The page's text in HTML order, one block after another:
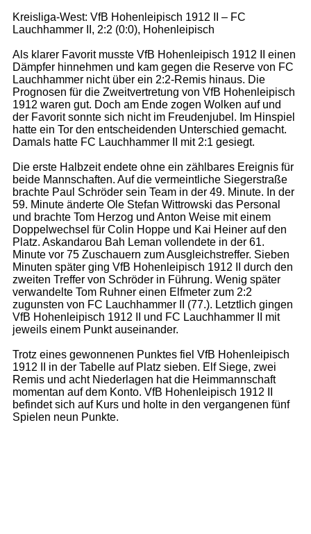
Kreisliga-West: VfB Hohenleipisch 1912 II – FC
Lauchhammer II, 2:2 (0:0), Hohenleipisch
Als klarer Favorit musste VfB Hohenleipisch 1912 II einen
Dämpfer hinnehmen und kam gegen die Reserve von FC
Lauchhammer nicht über ein 2:2-Remis hinaus. Die
Prognosen für die Zweitvertretung von VfB Hohenleipisch
1912 waren gut. Doch am Ende zogen Wolken auf und
der Favorit sonnte sich nicht im Freudenjubel. Im Hinspiel
hatte ein Tor den entscheidenden Unterschied gemacht.
Damals hatte FC Lauchhammer II mit 2:1 gesiegt.
Die erste Halbzeit endete ohne ein zählbares Ereignis für
beide Mannschaften. Auf die vermeintliche Siegerstraße
brachte Paul Schröder sein Team in der 49. Minute. In der
59. Minute änderte Ole Stefan Wittrowski das Personal
und brachte Tom Herzog und Anton Weise mit einem
Doppelwechsel für Colin Hoppe und Kai Heiner auf den
Platz. Askandarou Bah Leman vollendete in der 61.
Minute vor 75 Zuschauern zum Ausgleichstreffer. Sieben
Minuten später ging VfB Hohenleipisch 1912 II durch den
zweiten Treffer von Schröder in Führung. Wenig später
verwandelte Tom Ruhner einen Elfmeter zum 2:2
zugunsten von FC Lauchhammer II (77.). Letztlich gingen
VfB Hohenleipisch 1912 II und FC Lauchhammer II mit
jeweils einem Punkt auseinander.
Trotz eines gewonnenen Punktes fiel VfB Hohenleipisch
1912 II in der Tabelle auf Platz sieben. Elf Siege, zwei
Remis und acht Niederlagen hat die Heimmannschaft
momentan auf dem Konto. VfB Hohenleipisch 1912 II
befindet sich auf Kurs und holte in den vergangenen fünf
Spielen neun Punkte.